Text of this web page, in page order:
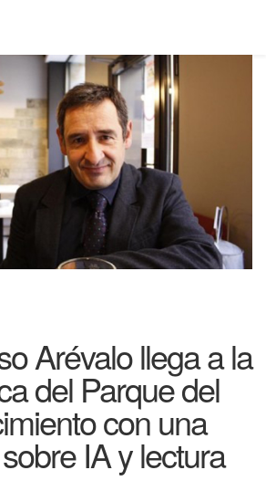
Arévalo llega a la
del Parque del
con una
IA y lectura